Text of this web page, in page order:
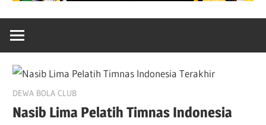
October 16, 2025
DEWA BOLA CLUB
Nasib Lima Pelatih Timnas Indonesia